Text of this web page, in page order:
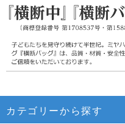
カテゴリーから探す